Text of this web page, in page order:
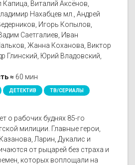
Капица, Виталий Аксёнов,
Нахабцев мл., Андрей
Игорь Копылов,
Саетгалиев, Иван
Жанна Коханова, Виктор
Глинский, Юрий Владовский,
≈ 60 мин
ДЕТЕКТИВ ТВ/СЕРИАЛЫ
о рабочих буднях 85-го
милиции. Главные герои,
Ларин, Дукалис и
от рыцарей без страха и
которых воплощали на